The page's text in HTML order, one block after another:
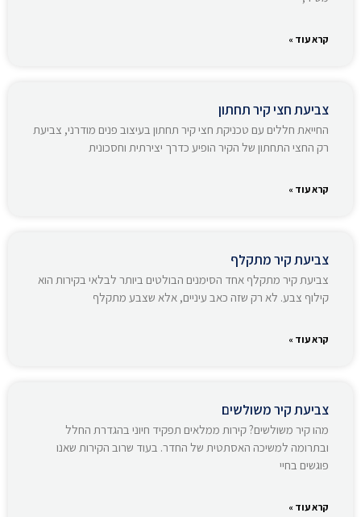
קרא עוד »
צביעת חצי קיר תחתון
החייאת חללים עם טכניקת חצי קיר תחתון בעיצוב פנים מודרני, צביעת
רק החצי התחתון של הקיר הופיע כדרך יצירתית וחסכונית
קרא עוד »
צביעת קיר מתקלף
צביעת קיר מתקלף אחד הסימנים הבולטים ביותר לבלאי בקירות הוא
קילוף צבע. לא רק שזה כאב עיניים, אלא שצבע מתקלף
קרא עוד »
צביעת קיר משולשים
מהו קיר משולשים? קירות ממלאים תפקיד חיוני בהגדרת החלל
ובתרומה למשיכה האסתטית של החדר. בעוד שרוב הקירות שאנו
פוגשים בחיי
קרא עוד »